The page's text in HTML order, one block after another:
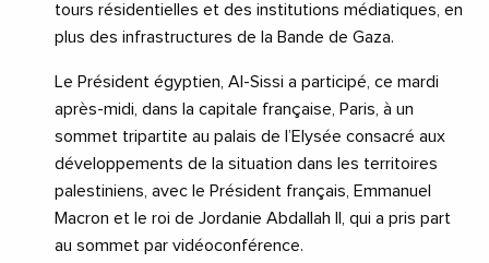
tours résidentielles et des institutions médiatiques, en
plus des infrastructures de la Bande de Gaza.
Le Président égyptien, Al-Sissi a participé, ce mardi
après-midi, dans la capitale française, Paris, à un
sommet tripartite au palais de l’Elysée consacré aux
développements de la situation dans les territoires
palestiniens, avec le Président français, Emmanuel
Macron et le roi de Jordanie Abdallah II, qui a pris part
au sommet par vidéoconférence.